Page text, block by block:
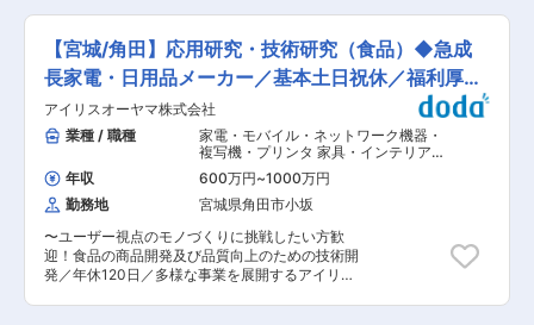
用シーンを想定した、革新的な飲料製品の開発 ■
開発の骨太となるテーマ （1）ヘルスサイエンス
領域の拡大（プラズマ乳酸菌飲料） （2）おいし
さの進化 （3）新しい飲み方の創造 ※上記3つに
絡むテーマが多く、新製法の開発や新規カテゴリ
ーの創出、新製品の開発などに携わります。 ※テ
ーマは会社から与えられるものと自身で創発する
ものと双方に関わります。 ※1人あたり平均2〜3
個程度のテーマを持ち、2〜3人のチーム単位で動
くことが多いです。 ※プロジェクト期間は平均
2〜3年程、長いものだと4〜5年程度のプロジェ
クトもあります。 ※語学力のある方は海外向けの
製品に関わる機会もあります。 ■配属部署 キリ
ンまで約70名の多様なメンバーで構成されていま
活躍いただきます。 ＜具体的な業務内容＞ ◎製造
管理業務 ・生ケーキ・プチガトウ・各種焼き菓子
製造における製造管理 （生産の段取り、人員配
置、リーダー等のスタッフ指示） ・生産計画の立
案・実績管理 ◎業務改善、問題解決業務 ・製法改
善、品質向上活動などの取り組み ・問題発生時の
原因究明、対応策検討 ◎新人受入れ、指導・育成
業務 ■働き方： ・夜勤なし ・シフト制（年間休
日123日） ・年間平均有給取得日数：10.5日 ・転
勤は基本ありません（埼玉県内の他工場への異動
可能性はあり） ＜アクセス＞ ・JR「西浦和」駅
社員割引 ・社員食堂あり（300円からお弁当を頼
むことも可能） ■当社について： 当社は、1978
年の会社設立、商品の企画開発、デザイン、製
造、販売を全て自社で手掛ける、製造小売業とい
【宮城/角田】応用研究・技術研究（食品）◆急成
長家電・日用品メーカー／基本土日祝休／福利厚生
充実
アイリスオーヤマ株式会社
業種 / 職種
家電・モバイル・ネットワーク機器・
複写機・プリンタ 家具・インテリア・
生活雑貨
製品開発（食品アプリケーシ
ョン） 製品開発（食品メニュー開発・
中食・外食）
年収 600万円~1000万円
勤務地
宮城県角田市小坂
〜ユーザー視点のモノづくりに挑戦したい方歓
迎！食品の商品開発及び品質向上のための技術開
発／年休120日／多様な事業を展開するアイリス